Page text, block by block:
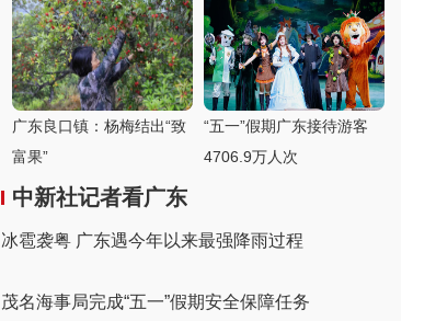
广东良口镇：杨梅结出“致
富果”
“五一”假期广东接待游客
4706.9万人次
中新社记者看广东
冰雹袭粤 广东遇今年以来最强降雨过程
茂名海事局完成“五一”假期安全保障任务